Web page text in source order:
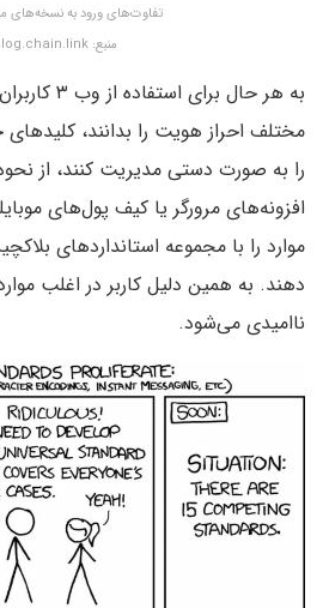
تفاوت‌های ورود به
منبع: blog.chain.link
به هر حال
مختلف احراز هویت را بدانند،
را به صورت دستی مدیریت کنند، از نحوه
افزونه‌های مرورگر یا کیف پول‌های
موارد را با مجموعه استانداردهای
دهند. به همین دلیل کاربر در اغلب
ناامیدی می‌شود.